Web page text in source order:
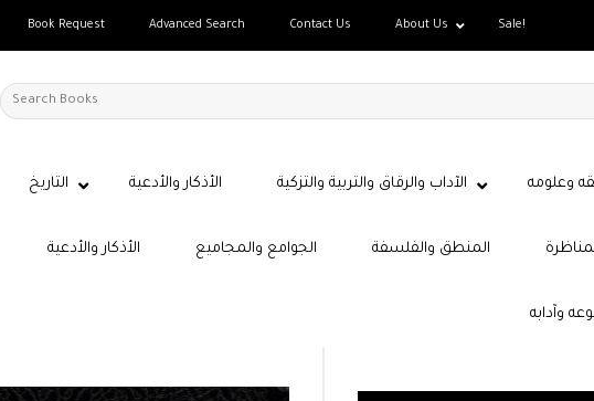
Book Request Advanced Search Contact Us About Us Sale!
Search
for:
وعلومه الآداب والرقاق والتربية والتزكية الأذكار والأدعية التاريخ
الأذكار والأدعية الجوامع والمجاميع المنطق والفلسفة
وآدابه